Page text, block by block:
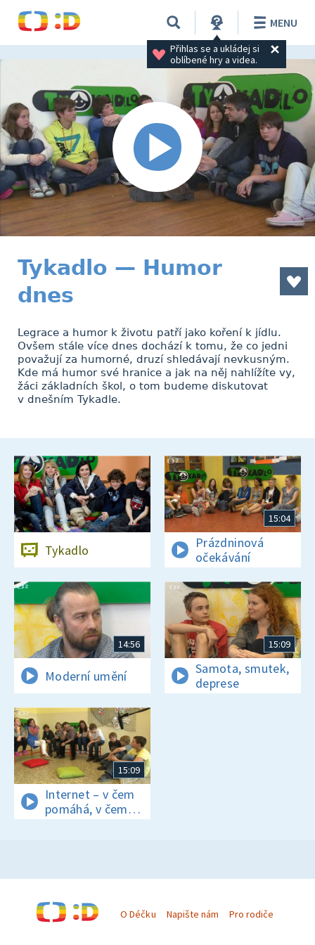
Přihlas se a ukládej si
oblíbené hry a videa.
MENU
Tykadlo — Humor
dnes
Legrace a humor k životu patří jako koření k jídlu.
Ovšem stále více dnes dochází k tomu, že co jedni
považují za humorné, druzí shledávají nevkusným.
Kde má humor své hranice a jak na něj nahlížíte vy,
žáci základních škol, o tom budeme diskutovat
v dnešním Tykadle.
Tykadlo
15:04
Prázdninová
očekávání
14:56
Moderní umění
15:09
Samota, smutek,
deprese
15:09
Internet – v čem
pomáhá, v čem
ubližuje?
O Déčku Napište nám Pro rodiče